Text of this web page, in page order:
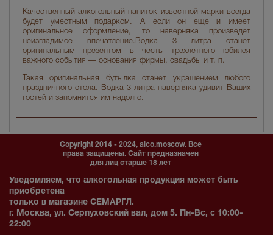
Качественный алкогольный напиток известной марки всегда
будет уместным подарком. А если он еще и имеет
оригинальное оформление, то наверняка произведет
неизгладимое впечатление.Водка 3 литра станет
оригинальным презентом в честь трехлетнего юбилея
важного события — основания фирмы, свадьбы и т. п.
Такая оригинальная бутылка станет украшением любого
праздничного стола. Водка 3 литра наверняка удивит Ваших
гостей и запомнится им надолго.
Copyright 2014 - 2024, alco.moscow. Все
права защищены. Сайт предназначен
для лиц старше 18 лет
Уведомляем, что алкогольная продукция может быть
приобретена
только в магазине СЕМАРГЛ.
г. Москва, ул. Серпуховский вал, дом 5. Пн-Вс, с 10:00-
22:00